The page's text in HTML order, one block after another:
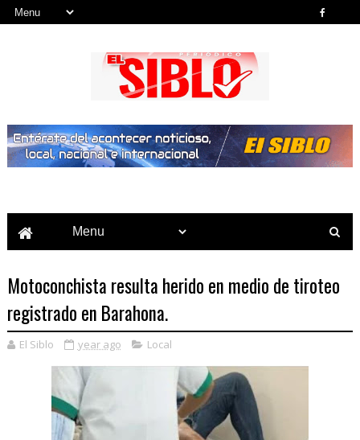
Motoconchista resulta herido en medio de tiroteo
registrado en Barahona.
El Siblo year ago Local